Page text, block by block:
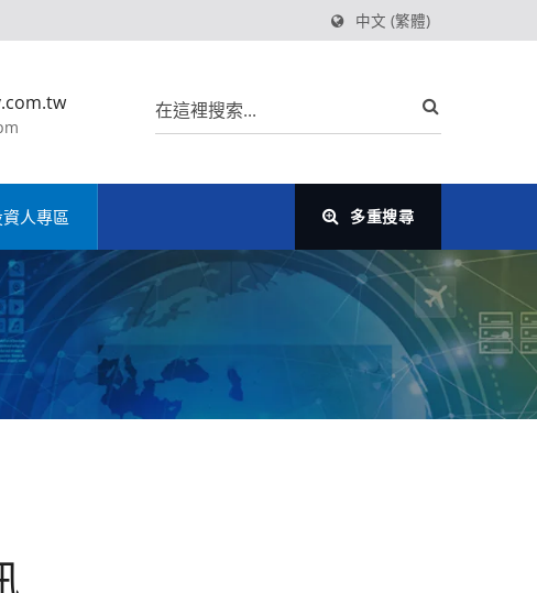
中文 (繁體)
人專區 多重搜尋